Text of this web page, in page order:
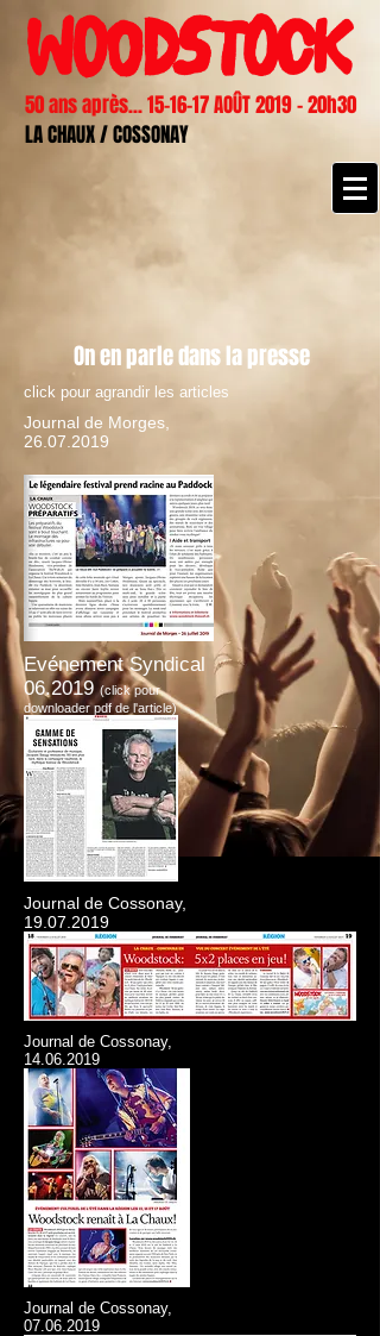
50 ans après... 15-16-17 AOÛT 2019 - 20h30
LA CHAUX / COSSONAY
On en parle dans la presse
click pour agrandir les articles
Journal de Cossonay,
14.06.2019
Journal de Cossonay,
07.06.2019
Journal de Morges,
26.07.2019
Evénement Syndical
06.2019(click pour
downloader pdf de l'article)
Journal de Cossonay,
19.07.2019